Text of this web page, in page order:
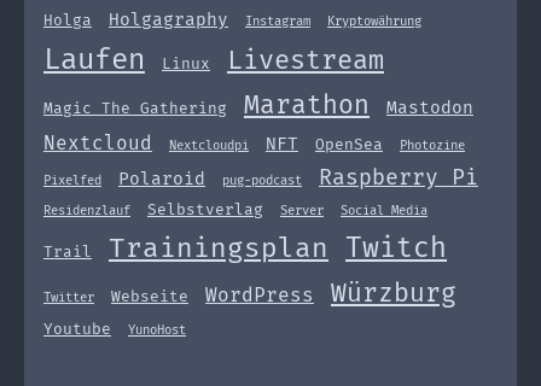
Holga Holgagraphy Instagram Kryptowährung
Laufen Linux Livestream
Magic The Gathering Marathon Mastodon
Nextcloud Nextcloudpi NFT OpenSea Photozine
Pixelfed Polaroid pug-podcast Raspberry Pi
Residenzlauf Selbstverlag Server Social Media
Trail Trainingsplan Twitch
Twitter Webseite WordPress Würzburg
Youtube YunoHost